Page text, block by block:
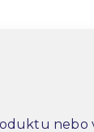
nebo